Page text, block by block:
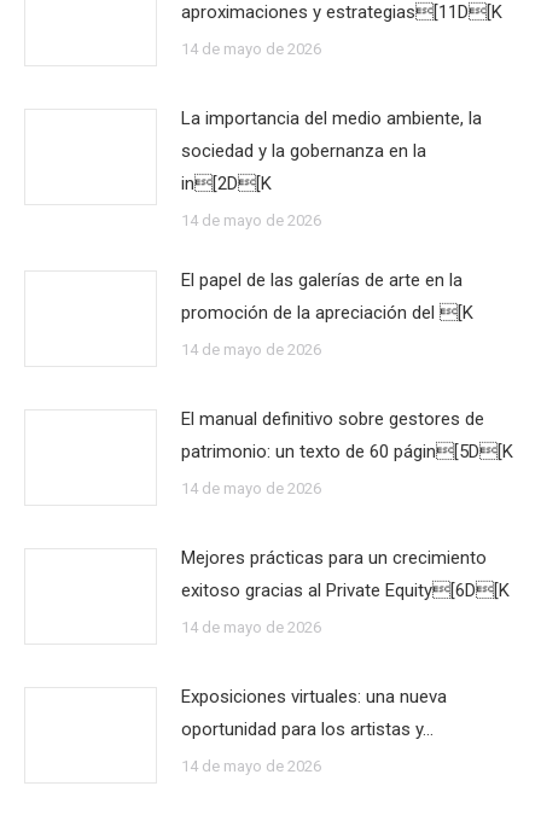
aproximaciones y estrategias[11D[K
14 de mayo de 2026
La importancia del medio ambiente, la
sociedad y la gobernanza en la
in[2D[K
14 de mayo de 2026
El papel de las galerías de arte en la
promoción de la apreciación del [K
14 de mayo de 2026
El manual definitivo sobre gestores de
patrimonio: un texto de 60 págin[5D[K
14 de mayo de 2026
Mejores prácticas para un crecimiento
exitoso gracias al Private Equity[6D[K
14 de mayo de 2026
Exposiciones virtuales: una nueva
oportunidad para los artistas y…
14 de mayo de 2026